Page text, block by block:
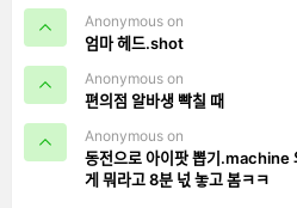
Anonymous on
엄마 헤드.shot
Anonymous on
편의점 알바생 빡칠 때
Anonymous on
동전으로 아이팟
게 뭐라고 8분 넋 놓고 봄ㅋㅋ